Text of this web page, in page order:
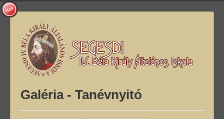
Galéria - Tanévnyitó